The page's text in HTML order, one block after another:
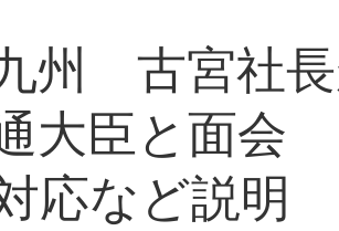
州 古宮社
大臣と面会
応など説明